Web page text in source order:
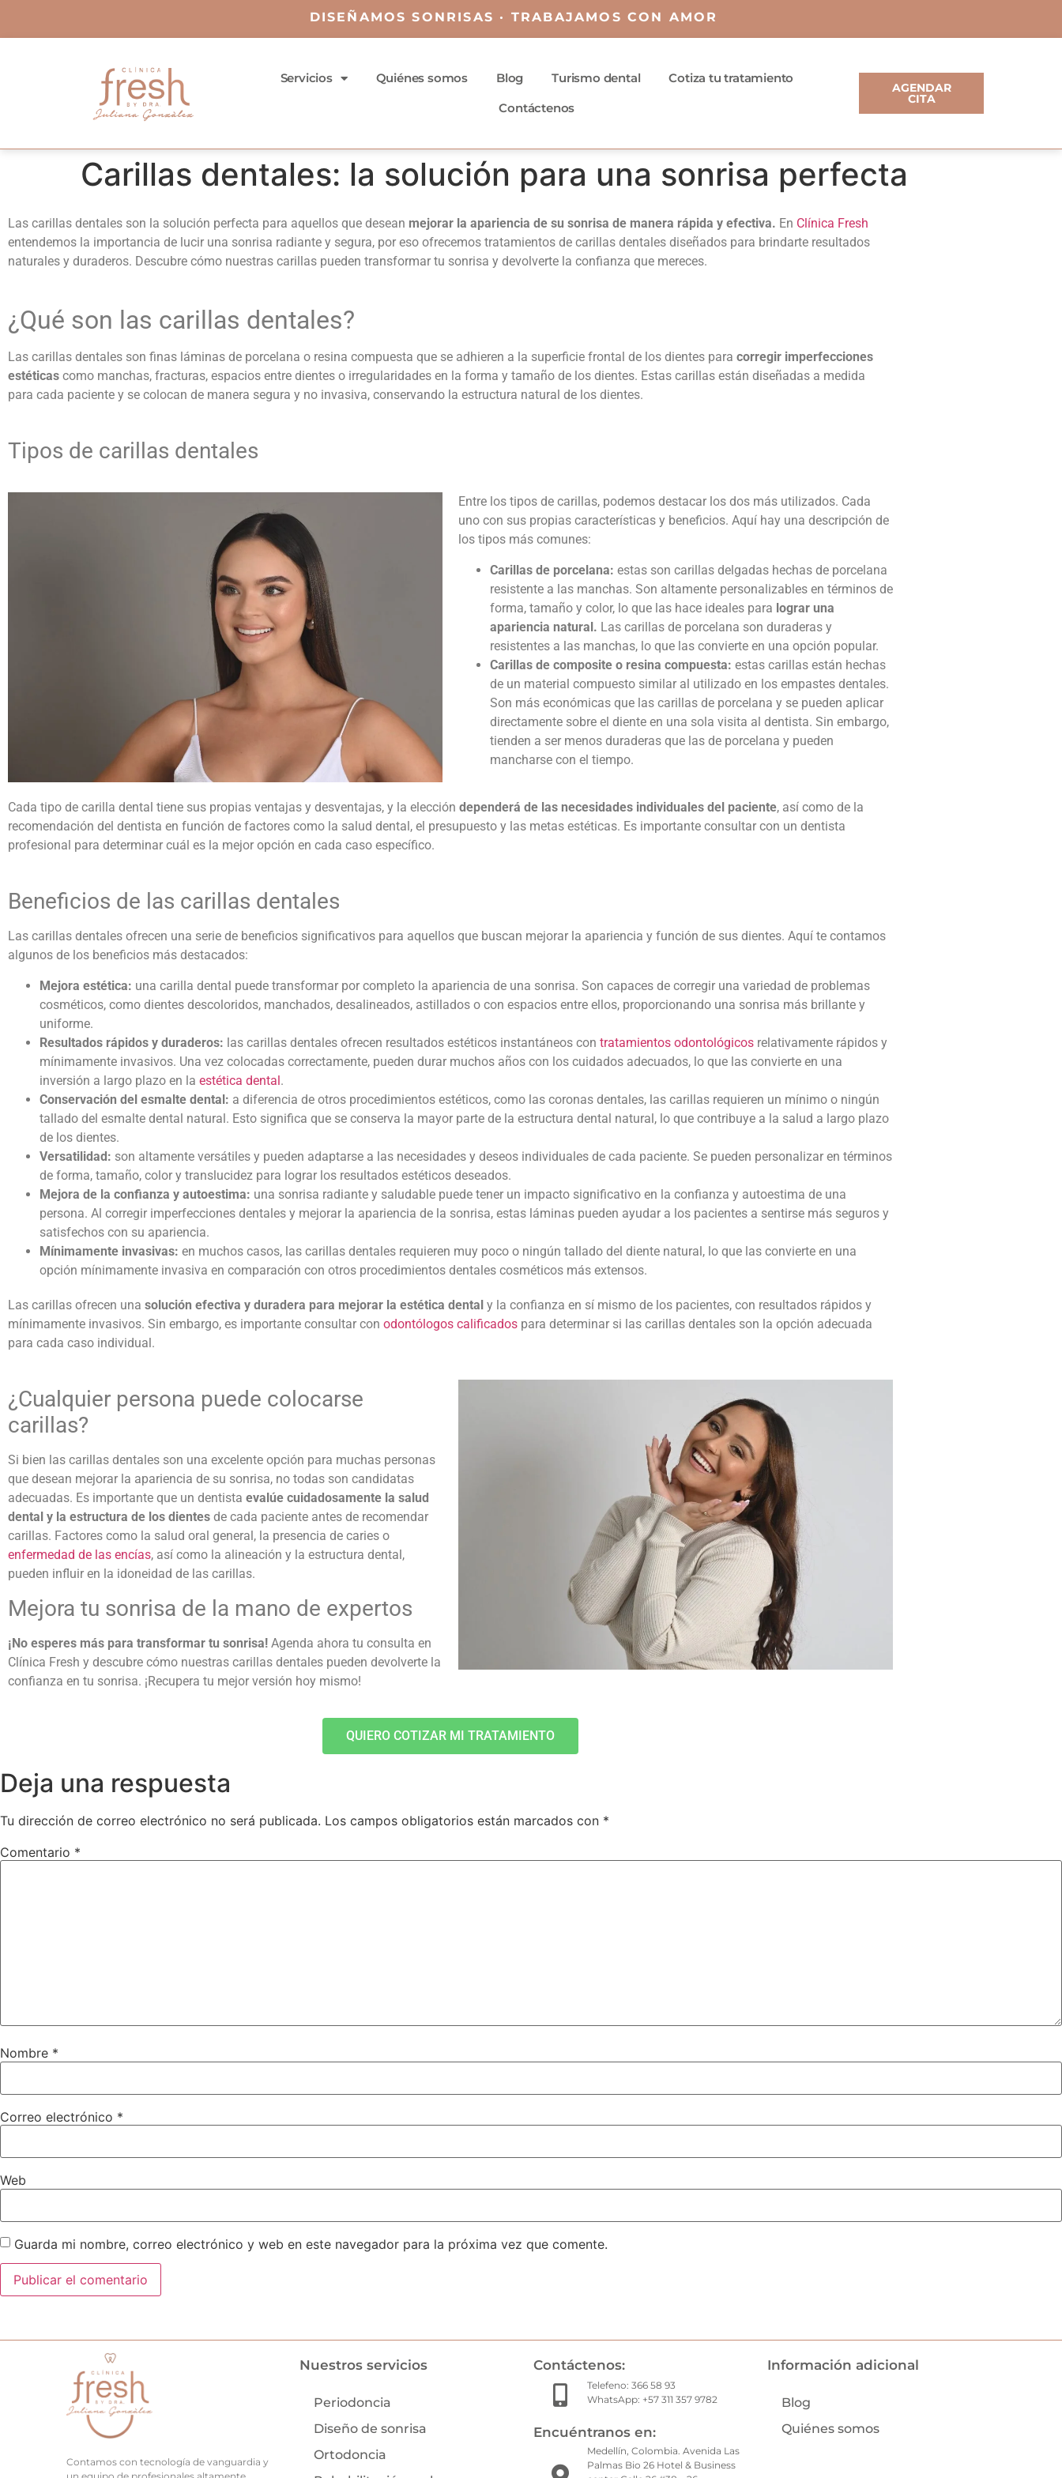
DISEÑAMOS SONRISAS · TRABAJAMOS CON AMOR
Servicios Quiénes somos Blog Turismo dental
Cotiza tu tratamiento
Contáctenos
AGENDAR
CITA
Carillas dentales: la solución para una sonrisa perfecta
Las carillas dentales son la solución perfecta para aquellos que desean mejorar la apariencia de su sonrisa de manera rápida y efectiva. En Clínica Fresh
entendemos la importancia de lucir una sonrisa radiante y segura, por eso ofrecemos tratamientos de carillas dentales diseñados para brindarte resultados
naturales y duraderos. Descubre cómo nuestras carillas pueden transformar tu sonrisa y devolverte la confianza que mereces.
¿Qué son las carillas dentales?
Las carillas dentales son finas láminas de porcelana o resina compuesta que se adhieren a la superficie frontal de los dientes para corregir imperfecciones
estéticas como manchas, fracturas, espacios entre dientes o irregularidades en la forma y tamaño de los dientes. Estas carillas están diseñadas a medida
para cada paciente y se colocan de manera segura y no invasiva, conservando la estructura natural de los dientes.
Tipos de carillas dentales
Entre los tipos de carillas, podemos destacar los dos más utilizados. Cada
uno con sus propias características y beneficios. Aquí hay una descripción de
los tipos más comunes:
Carillas de porcelana: estas son carillas delgadas hechas de porcelana
resistente a las manchas. Son altamente personalizables en términos de
forma, tamaño y color, lo que las hace ideales para lograr una
apariencia natural. Las carillas de porcelana son duraderas y
resistentes a las manchas, lo que las convierte en una opción popular.
Carillas de composite o resina compuesta: estas carillas están hechas
de un material compuesto similar al utilizado en los empastes dentales.
Son más económicas que las carillas de porcelana y se pueden aplicar
directamente sobre el diente en una sola visita al dentista. Sin embargo,
tienden a ser menos duraderas que las de porcelana y pueden
mancharse con el tiempo.
Cada tipo de carilla dental tiene sus propias ventajas y desventajas, y la elección dependerá de las necesidades individuales del paciente, así como de la
recomendación del dentista en función de factores como la salud dental, el presupuesto y las metas estéticas. Es importante consultar con un dentista
profesional para determinar cuál es la mejor opción en cada caso específico.
Beneficios de las carillas dentales
Las carillas dentales ofrecen una serie de beneficios significativos para aquellos que buscan mejorar la apariencia y función de sus dientes. Aquí te contamos
algunos de los beneficios más destacados:
Mejora estética: una carilla dental puede transformar por completo la apariencia de una sonrisa. Son capaces de corregir una variedad de problemas
cosméticos, como dientes descoloridos, manchados, desalineados, astillados o con espacios entre ellos, proporcionando una sonrisa más brillante y
uniforme.
Resultados rápidos y duraderos: las carillas dentales ofrecen resultados estéticos instantáneos con tratamientos odontológicos relativamente rápidos y
mínimamente invasivos. Una vez colocadas correctamente, pueden durar muchos años con los cuidados adecuados, lo que las convierte en una
inversión a largo plazo en la estética dental.
Conservación del esmalte dental: a diferencia de otros procedimientos estéticos, como las coronas dentales, las carillas requieren un mínimo o ningún
tallado del esmalte dental natural. Esto significa que se conserva la mayor parte de la estructura dental natural, lo que contribuye a la salud a largo plazo
de los dientes.
Versatilidad: son altamente versátiles y pueden adaptarse a las necesidades y deseos individuales de cada paciente. Se pueden personalizar en términos
de forma, tamaño, color y translucidez para lograr los resultados estéticos deseados.
Mejora de la confianza y autoestima: una sonrisa radiante y saludable puede tener un impacto significativo en la confianza y autoestima de una
persona. Al corregir imperfecciones dentales y mejorar la apariencia de la sonrisa, estas láminas pueden ayudar a los pacientes a sentirse más seguros y
satisfechos con su apariencia.
Mínimamente invasivas: en muchos casos, las carillas dentales requieren muy poco o ningún tallado del diente natural, lo que las convierte en una
opción mínimamente invasiva en comparación con otros procedimientos dentales cosméticos más extensos.
Las carillas ofrecen una solución efectiva y duradera para mejorar la estética dental y la confianza en sí mismo de los pacientes, con resultados rápidos y
mínimamente invasivos. Sin embargo, es importante consultar con odontólogos calificados para determinar si las carillas dentales son la opción adecuada
para cada caso individual.
¿Cualquier persona puede colocarse
carillas?
Si bien las carillas dentales son una excelente opción para muchas personas
que desean mejorar la apariencia de su sonrisa, no todas son candidatas
adecuadas. Es importante que un dentista evalúe cuidadosamente la salud
dental y la estructura de los dientes de cada paciente antes de recomendar
carillas. Factores como la salud oral general, la presencia de caries o
enfermedad de las encías, así como la alineación y la estructura dental,
pueden influir en la idoneidad de las carillas.
Mejora tu sonrisa de la mano de expertos
¡No esperes más para transformar tu sonrisa! Agenda ahora tu consulta en
Clínica Fresh y descubre cómo nuestras carillas dentales pueden devolverte la
confianza en tu sonrisa. ¡Recupera tu mejor versión hoy mismo!
QUIERO COTIZAR MI TRATAMIENTO
Deja una respuesta
Tu dirección de correo electrónico no será publicada. Los campos obligatorios están marcados con *
Comentario *
Nombre *
Correo electrónico *
Web
Guarda mi nombre, correo electrónico y web en este navegador para la próxima vez que comente.
Contamos con tecnología de vanguardia y
Nuestros servicios
Periodoncia
Diseño de sonrisa
Ortodoncia
Contáctenos:
Telefeno: 366 58 93
WhatsApp: +57 311 357 9782
Encuéntranos en:
Medellín, Colombia. Avenida Las
Palmas Bio 26 Hotel & Business
Información adicional
Blog
Quiénes somos